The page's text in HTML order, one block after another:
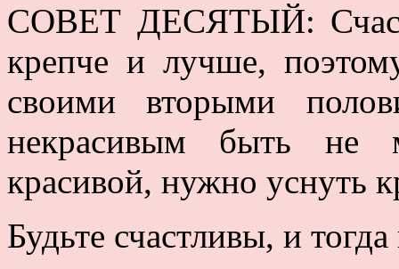
СОВЕТ ДЕСЯТЫЙ:
крепче и лучше,
своими вторыми
некрасивым быть не
красивой, нужно уснуть
Будьте счастливы, и